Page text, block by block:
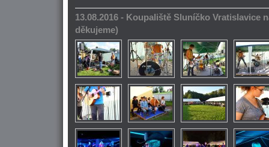
13.08.2016 - Koupaliště Sluníčko Vratislavice
děkujeme)